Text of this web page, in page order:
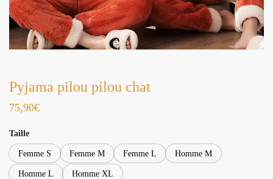
Pyjama pilou pilou chat
75,90€
Taille
Femme S Femme M Femme L Homme M
Homme L Homme XL